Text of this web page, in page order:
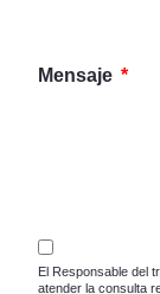
Mensaje
El Responsable del
atender la consulta